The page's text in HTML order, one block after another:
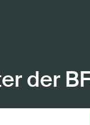
der